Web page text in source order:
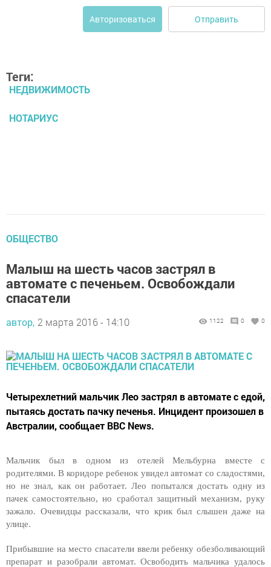
Авторизоваться Отправить
Теги:
НЕДВИЖИМОСТЬ
НОТАРИУС
ОБЩЕСТВО
Малыш на шесть часов застрял в
автомате с печеньем. Освобождали
спасатели
автор, 2 марта 2016 - 14:10 1122 0 0
Четырехлетний мальчик Лео застрял в автомате с едой,
пытаясь достать пачку печенья. Инцидент произошел в
Австралии, сообщает BBC News.
Мальчик был в одном из отелей Мельбурна вместе с
родителями. В коридоре ребенок увидел автомат со сладостями,
но не знал, как он работает. Лео попытался достать одну из
пачек самостоятельно, но сработал защитный механизм, руку
зажало. Очевидцы рассказали, что крик был слышен даже на
улице.
Прибывшие на место спасатели ввели ребенку обезболивающий
препарат и разобрали автомат. Освободить мальчика удалось